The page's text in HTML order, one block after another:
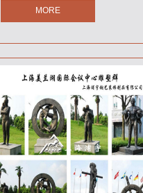
MORE